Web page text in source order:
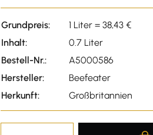
Grundpreis:
1 Liter = 38,43 €
Inhalt:
0.7 Liter
Bestell-Nr.:
A5000586
Hersteller:
Beefeater
Herkunft:
Großbritannien